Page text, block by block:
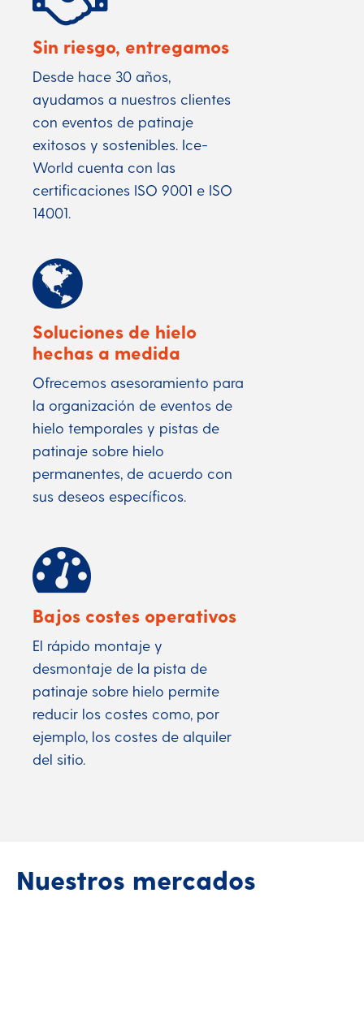
Sin riesgo, entregamos
Desde hace 30 años,
ayudamos a nuestros clientes
con eventos de patinaje
exitosos y sostenibles. Ice-
World cuenta con las
certificaciones ISO 9001 e ISO
14001.
Soluciones de hielo
hechas a medida
Ofrecemos asesoramiento para
la organización de eventos de
hielo temporales y pistas de
patinaje sobre hielo
permanentes, de acuerdo con
sus deseos específicos.
Bajos costes operativos
El rápido montaje y
desmontaje de la pista de
patinaje sobre hielo permite
reducir los costes como, por
ejemplo, los costes de alquiler
del sitio.
Nuestros mercados